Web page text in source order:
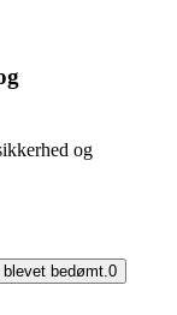
og
bedømt. 0